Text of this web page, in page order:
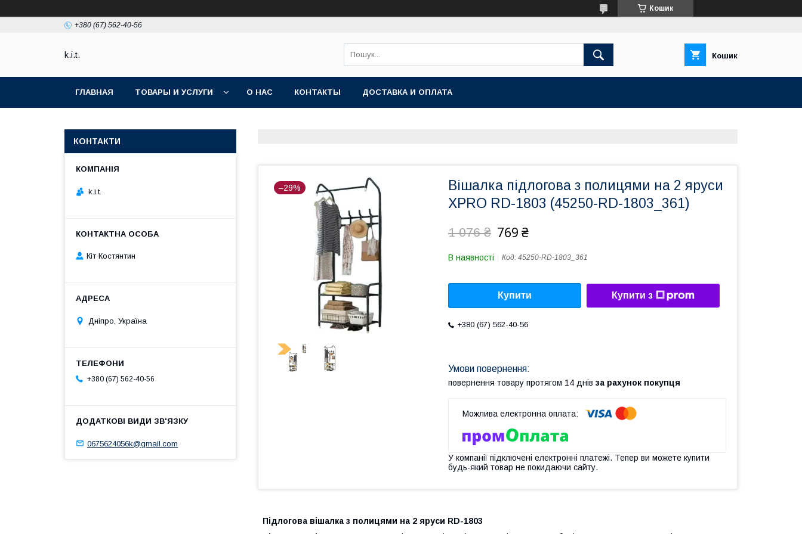
Кошик
+380 (67) 562-40-56
k.i.t. Кошик
ГЛАВНАЯ ТОВАРЫ И УСЛУГИ О НАС КОНТАКТЫ ДОСТАВКА И ОПЛАТА
–29%
Вішалка підлогова з полицями на 2 яруси
XPRO RD-1803 (45250-RD-1803_361)
1 076 ₴ 769 ₴
В наявності Код: 45250-RD-1803_361
Купити Купити з
+380 (67) 562-40-56
повернення товару протягом 14 днів за рахунок покупця
У компанії підключені електронні платежі. Тепер ви можете купити
будь-який товар не покидаючи сайту.
Підлогова вішалка з полицями на 2 яруси RD-1803
КОНТАКТИ
k.i.t.
Кіт Костянтин
Дніпро, Україна
+380 (67) 562-40-56
0675624056k@gmail.com